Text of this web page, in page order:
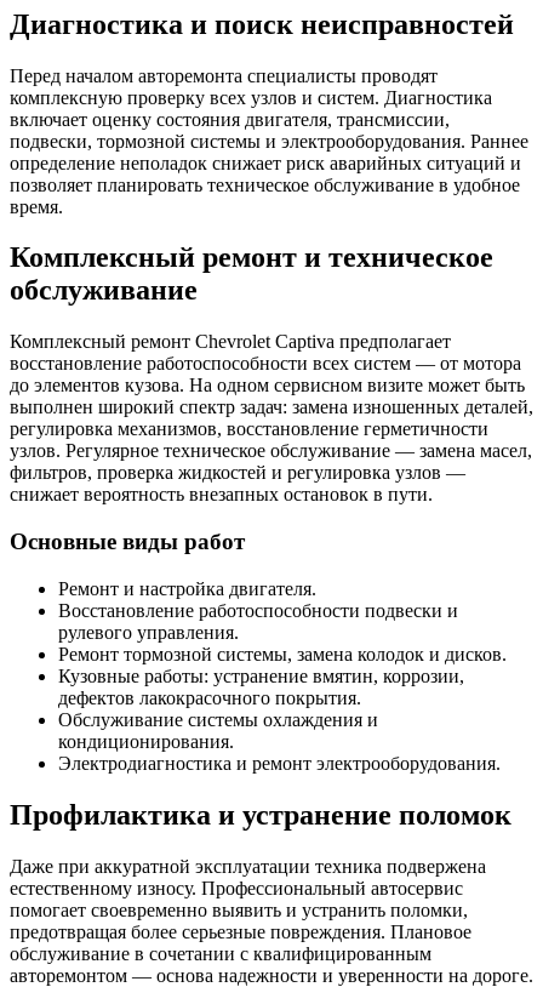
Диагностика и поиск неисправностей
Перед началом авторемонта специалисты проводят
комплексную проверку всех узлов и систем. Диагностика
включает оценку состояния двигателя, трансмиссии,
подвески, тормозной системы и электрооборудования. Раннее
определение неполадок снижает риск аварийных ситуаций и
позволяет планировать техническое обслуживание в удобное
время.
Комплексный ремонт и техническое
обслуживание
Комплексный ремонт Chevrolet Captiva предполагает
восстановление работоспособности всех систем — от мотора
до элементов кузова. На одном сервисном визите может быть
выполнен широкий спектр задач: замена изношенных деталей,
регулировка механизмов, восстановление герметичности
узлов. Регулярное техническое обслуживание — замена масел,
фильтров, проверка жидкостей и регулировка узлов —
снижает вероятность внезапных остановок в пути.
Основные виды работ
Ремонт и настройка двигателя.
Восстановление работоспособности подвески и
рулевого управления.
Ремонт тормозной системы, замена колодок и дисков.
Кузовные работы: устранение вмятин, коррозии,
дефектов лакокрасочного покрытия.
Обслуживание системы охлаждения и
кондиционирования.
Электродиагностика и ремонт электрооборудования.
Профилактика и устранение поломок
Даже при аккуратной эксплуатации техника подвержена
естественному износу. Профессиональный автосервис
помогает своевременно выявить и устранить поломки,
предотвращая более серьезные повреждения. Плановое
обслуживание в сочетании с квалифицированным
авторемонтом — основа надежности и уверенности на дороге.